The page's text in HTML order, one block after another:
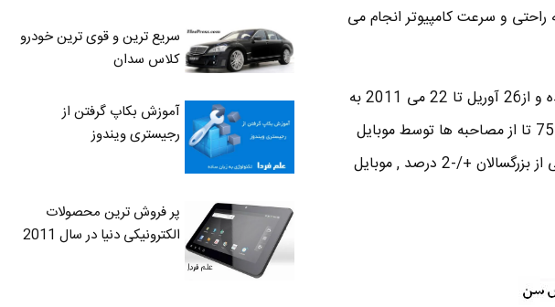
راحتی و سرعت کامپیوتر انجام می
نتیجه این تحقیقات بر پایه یک همه پرسی تلفنی از 2,277 بزرگسال گزارش شده و از26 آوریل تا 22 می 2011 به
طول انجامیده است.1.522 تا از مصاحبه ها توسط تلفن های ثابت خانگی و 755 تا از مصاحبه ها توسط موبایل
هایشان و به دو زبان انگلیسی و اسپانیایی انجام شده و درصد خطای همه پرسی از بزرگسالان +/-2 درصد , موبایل
سریع ترین و قوی ترین خودرو
کلاس سدان
آموزش بکاپ گرفتن از
رجیستری ویندوز
پر فروش ترین محصولات
الکترونیکی دنیا در سال 2011